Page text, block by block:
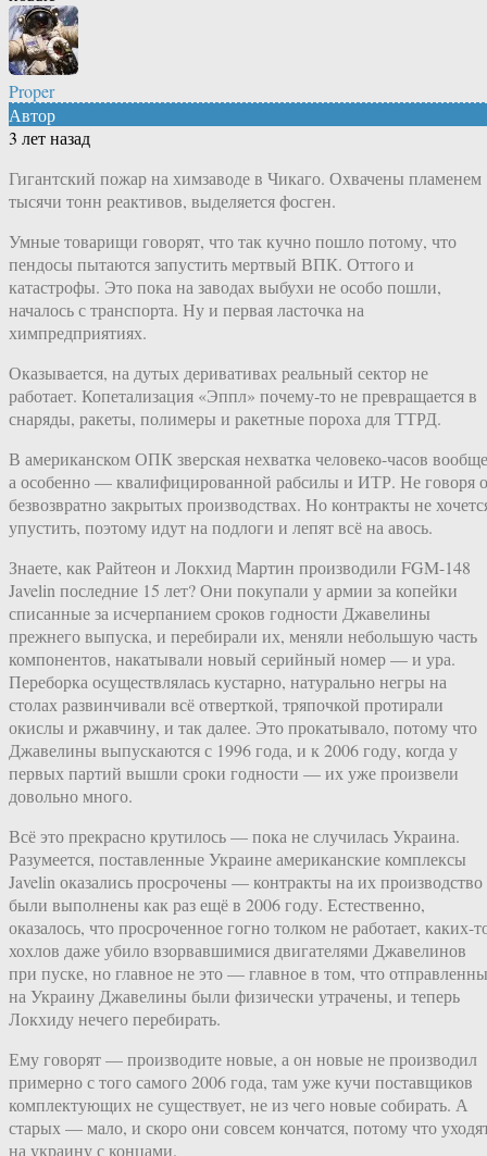
Proper
Автор
3 лет назад
Гигантский пожар на химзаводе в Чикаго. Охвачены пламенем
тысячи тонн реактивов, выделяется фосген.
Умные товарищи говорят, что так кучно пошло потому, что
пендосы пытаются запустить мертвый ВПК. Оттого и
катастрофы. Это пока на заводах выбухи не особо пошли,
началось с транспорта. Ну и первая ласточка на
химпредприятиях.
Оказывается, на дутых деривативах реальный сектор не
работает. Копетализация «Эппл» почему-то не превращается в
снаряды, ракеты, полимеры и ракетные пороха для ТТРД.
В американском ОПК зверская нехватка человеко-часов
а особенно — квалифицированной рабсилы и ИТР. Не говоря о
безвозвратно закрытых производствах. Но контракты не
упустить, поэтому идут на подлоги и лепят всё на авось.
Знаете, как Райтеон и Локхид Мартин производили FGM-148
Javelin последние 15 лет? Они покупали у армии за копейки
списанные за исчерпанием сроков годности Джавелины
прежнего выпуска, и перебирали их, меняли небольшую часть
компонентов, накатывали новый серийный номер — и ура.
Переборка осуществлялась кустарно, натурально негры на
столах развинчивали всё отверткой, тряпочкой протирали
окислы и ржавчину, и так далее. Это прокатывало, потому что
Джавелины выпускаются с 1996 года, и к 2006 году, когда у
первых партий вышли сроки годности — их уже произвели
довольно много.
Всё это прекрасно крутилось — пока не случилась Украина.
Разумеется, поставленные Украине американские комплексы
Javelin оказались просрочены — контракты на их производство
были выполнены как раз ещё в 2006 году. Естественно,
оказалось, что просроченное гогно толком не работает, каких-
хохлов даже убило взорвавшимися двигателями Джавелинов
при пуске, но главное не это — главное в том, что
на Украину Джавелины были физически утрачены, и теперь
Локхиду нечего перебирать.
Ему говорят — производите новые, а он новые не производил
примерно с того самого 2006 года, там уже кучи поставщиков
комплектующих не существует, не из чего новые собирать. А
старых — мало, и скоро они совсем кончатся, потому что
на украину с концами.